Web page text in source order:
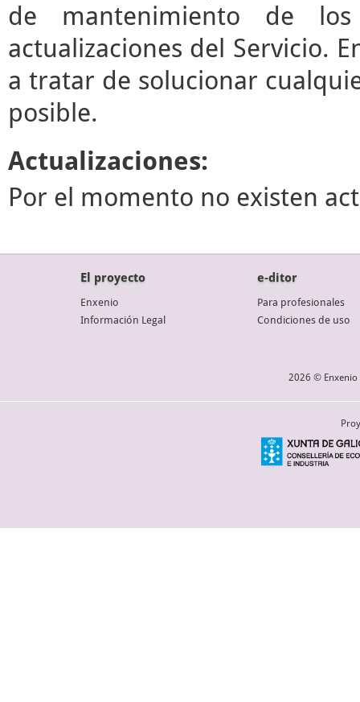
de mantenimiento de
actualizaciones del Servicio.
a tratar de solucionar
posible.
Actualizaciones:
Por el momento no existen
El proyecto
Enxenio
Información Legal
e-ditor
Para profesionales
Condiciones de uso
2026 © Enxenio